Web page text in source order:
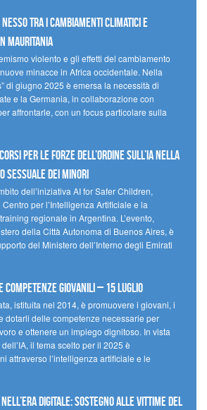
tra i cambiamenti climatici e
Mauritania
violento e gli effetti del cambiamento
minacce in Africa occidentale. Nella
di giugno 2025 è emersa la necessità di
e la Germania, in collaborazione con
affrontarle, con un focus particolare sulla
corsi per le forze dell’ordine sull’IA nella
dei minori
dell’iniziativa AI for Safer Children,
per l’Intelligenza Artificiale e la
regionale in Argentina. L’evento,
della Città Autonoma di Buenos Aires, è
del Ministero dell’Interno degli Emirati
Giovanili – 15 luglio
istituita nel 2014, è promuovere i giovani, i
dotarli delle competenze necessarie per
e ottenere un impiego dignitoso. In vista
il tema scelto per il 2025 è
attraverso l’intelligenza artificiale e le
nell’era digitale: sostegno alle vittime del